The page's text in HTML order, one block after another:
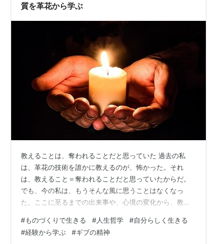
質を革花から学ぶ
教えることは、奪われることだと思っていた 過去の私
は、革花の技術を誰かに教えるのが、怖かった。それ
は、教えること＝奪われることだと思っていたからだ。
でも、今の私は、もうそんな風に思うことはなくなっ
た。ここに至るまでの出来事や、心境の変化から、教え
たい。 技術を盗まれるかもしれないという恐怖 私が、革
花の作り方を初めて教えたのは2020年のこと。県立美術
#ものづくりで生きる #人生哲学 #自分らしく生きる
#経験から学ぶ #ギブの精神